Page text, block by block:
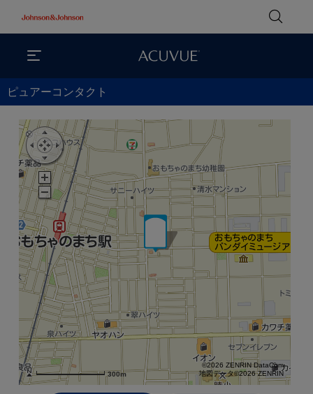
ピュアーコンタクト
300m
©2026 ZENRIN DataCom
地図データ©2026 ZENRIN